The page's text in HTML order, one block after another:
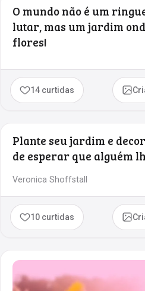
O mundo não é um
lutar, mas um jardim
flores!
14 curtidas
Plante seu jardim e
de esperar que alguém
Veronica Shoffstall
10 curtidas